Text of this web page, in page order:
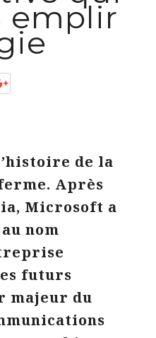
emplir
de la
Après
Microsoft a
nom
futurs
majeur du